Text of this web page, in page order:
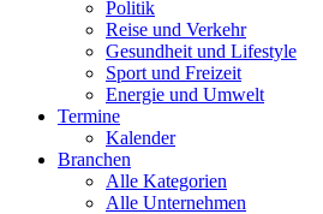
Politik
Reise und Verkehr
Gesundheit und Lifestyle
Sport und Freizeit
Energie und Umwelt
Termine
Kalender
Branchen
Alle Kategorien
Alle Unternehmen